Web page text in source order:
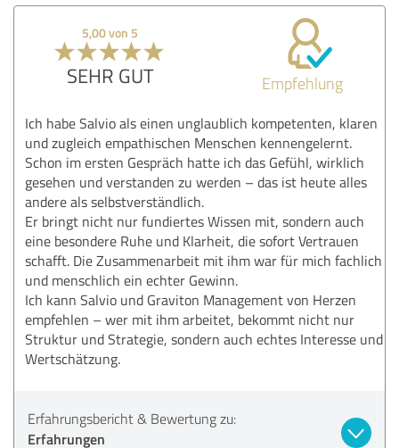
5,00 von 5
SEHR GUT Empfehlung
Ich habe Salvio als einen unglaublich kompetenten, klaren
und zugleich empathischen Menschen kennengelernt.
Schon im ersten Gespräch hatte ich das Gefühl, wirklich
gesehen und verstanden zu werden – das ist heute alles
andere als selbstverständlich.
Er bringt nicht nur fundiertes Wissen mit, sondern auch
eine besondere Ruhe und Klarheit, die sofort Vertrauen
schafft. Die Zusammenarbeit mit ihm war für mich fachlich
und menschlich ein echter Gewinn.
Ich kann Salvio und Graviton Management von Herzen
empfehlen – wer mit ihm arbeitet, bekommt nicht nur
Struktur und Strategie, sondern auch echtes Interesse und
Wertschätzung.
Erfahrungsbericht & Bewertung zu:
Erfahrungen